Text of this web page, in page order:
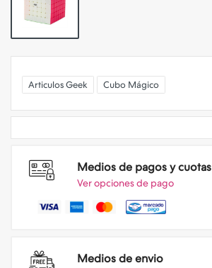
Articulos Geek Cubo Mágico
Medios de pagos y cuotas
Ver opciones de pago
Medios de envio